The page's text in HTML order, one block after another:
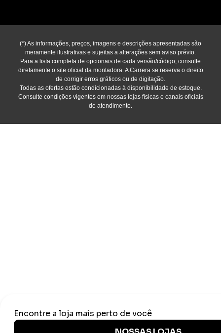
(*) As informações, preços, imagens e descrições apresentadas são
meramente ilustrativas e sujeitas a alterações sem aviso prévio.
Para a lista completa de opcionais de cada versão/código, consulte
diretamente o site oficial da montadora. A Carrera se reserva o direito
de corrigir erros gráficos ou de digitação.
Todas as ofertas estão condicionadas à disponibilidade de estoque.
Consulte condições vigentes em nossas lojas físicas e canais oficiais
de atendimento.